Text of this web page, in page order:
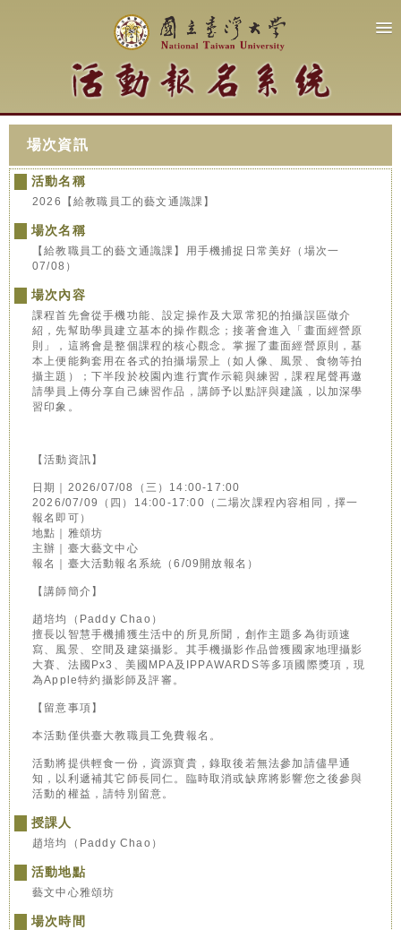
場次資訊
活動名稱
2026【給教職員工的藝文通識課】
場次名稱
【給教職員工的藝文通識課】用手機捕捉日常美好（場次一
07/08）
場次內容
課程首先會從手機功能、設定操作及大眾常犯的拍攝誤區做介
紹，先幫助學員建立基本的操作觀念；接著會進入「畫面經營原
則」，這將會是整個課程的核心觀念。掌握了畫面經營原則，基
本上便能夠套用在各式的拍攝場景上（如人像、風景、食物等拍
攝主題）；下半段於校園內進行實作示範與練習，課程尾聲再邀
請學員上傳分享自己練習作品，講師予以點評與建議，以加深學
習印象。
【活動資訊】
日期｜2026/07/08（三）14:00-17:00
2026/07/09（四）14:00-17:00（二場次課程內容相同，擇一
報名即可）
地點｜雅頌坊
主辦｜臺大藝文中心
報名｜臺大活動報名系統（6/09開放報名）
【講師簡介】
趙培均（Paddy Chao）
擅長以智慧手機捕獲生活中的所見所聞，創作主題多為街頭速
寫、風景、空間及建築攝影。其手機攝影作品曾獲國家地理攝影
大賽、法國Px3、美國MPA及IPPAWARDS等多項國際獎項，現
為Apple特約攝影師及評審。
【留意事項】
本活動僅供臺大教職員工免費報名。
活動將提供輕食一份，資源寶貴，錄取後若無法參加請儘早通
知，以利遞補其它師長同仁。臨時取消或缺席將影響您之後參與
活動的權益，請特別留意。
授課人
趙培均（Paddy Chao）
活動地點
藝文中心雅頌坊
場次時間